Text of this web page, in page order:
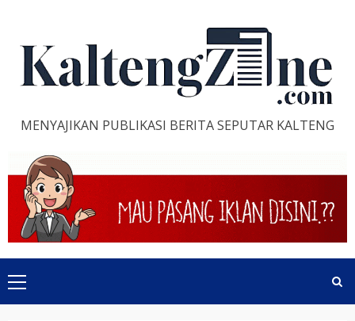
content
MENYAJIKAN PUBLIKASI BERITA SEPUTAR KALTENG
Primary
Menu